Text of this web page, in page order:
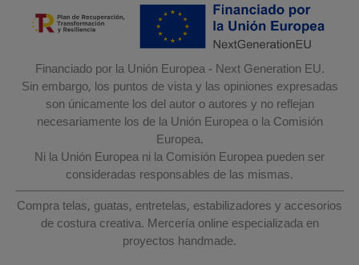
Financiado por la Unión Europea - Next Generation EU.
Sin embargo, los puntos de vista y las opiniones expresadas
son únicamente los del autor o autores y no reflejan
necesariamente los de la Unión Europea o la Comisión
Europea.
Ni la Unión Europea ni la Comisión Europea pueden ser
consideradas responsables de las mismas.
Compra telas, guatas, entretelas, estabilizadores y accesorios
de costura creativa. Mercería online especializada en
proyectos handmade.